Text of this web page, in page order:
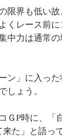
限界も低い
くレース前
中力は通常
ン」に入った
ょう。
ＧP時に、「
た」と語って